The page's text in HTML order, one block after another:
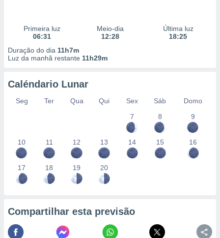
Primeira luz
06:31
Meio-dia
12:28
Última luz
18:25
Duração do dia 11h7m
Luz da manhã restante 11h29m
Caléndario Lunar
Seg Ter Qua Qui Sex Sáb
Domo
7
8 9
10 11 12 13 14 15 16
17 18 19 20
Compartilhar esta previsão